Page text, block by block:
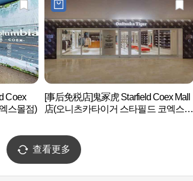
Coex
스몰점)
[事后免税店]鬼冢虎 Starfield Coex Mall
店(오니츠카타이거 스타필드 코엑스몰
查看更多